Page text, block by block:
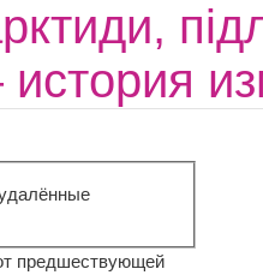
предшествующей